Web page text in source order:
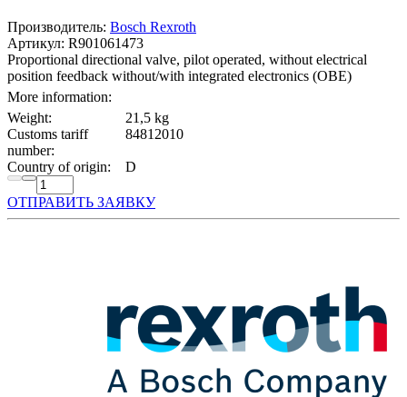
Производитель: Bosch Rexroth
Артикул: R901061473
Proportional directional valve, pilot operated, without electrical
position feedback without/with integrated electronics (OBE)
More information:
Weight:
21,5 kg
Customs tariff
number:
84812010
Country of origin: D
ОТПРАВИТЬ ЗАЯВКУ